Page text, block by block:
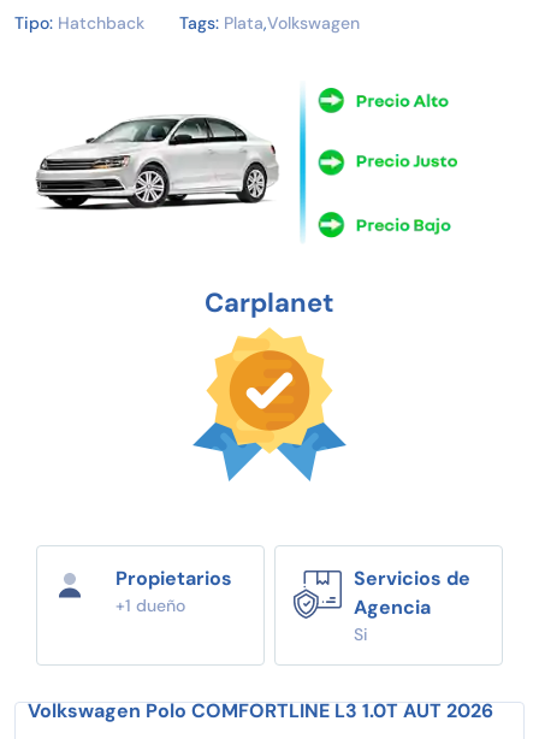
Tipo: Hatchback Tags: Plata,Volkswagen
Carplanet
Propietarios
+1 dueño
Servicios de
Agencia
Si
Volkswagen Polo COMFORTLINE L3 1.0T AUT 2026